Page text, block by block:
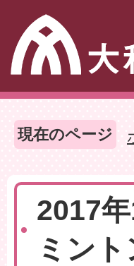
現在のページ
2017
ミン